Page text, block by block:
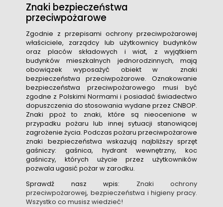
Znaki bezpieczeństwa
przeciwpożarowe
Zgodnie z przepisami ochrony przeciwpożarowej
właściciele, zarządcy lub użytkownicy budynków
oraz placów składowych i wiat, z wyjątkiem
budynków mieszkalnych jednorodzinnych, mają
obowiązek wyposażyć obiekt w znaki
bezpieczeństwa przeciwpożarowe. Oznakowanie
bezpieczeństwa przeciwpożarowego musi być
zgodne z Polskimi Normami i posiadać świadectwo
dopuszczenia do stosowania wydane przez CNBOP.
Znaki ppoż to znaki, które są nieocenione w
przypadku pożaru lub innej sytuacji stanowiącej
zagrożenie życia. Podczas pożaru przeciwpożarowe
znaki bezpieczeństwa wskazują najbliższy sprzęt
gaśniczy: gaśnica, hydrant wewnętrzny, koc
gaśniczy, których użycie przez użytkowników
pozwala ugasić pożar w zarodku.
Sprawdź nasz wpis: Znaki ochrony
przeciwpożarowej, bezpieczeństwa i higieny pracy.
Wszystko co musisz wiedzieć!